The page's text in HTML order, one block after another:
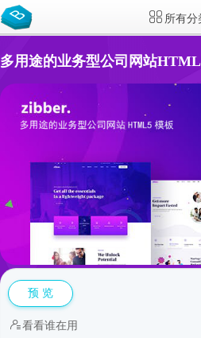
所有分
多用途的业务型公司网站
预 览
看看谁在用